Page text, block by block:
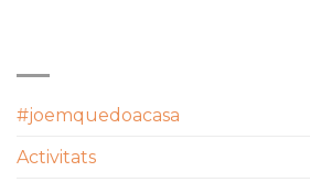
#joemquedoacasa
Activitats